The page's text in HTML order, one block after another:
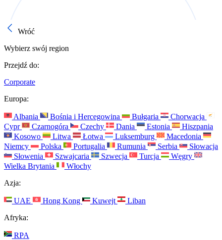
Wróć
Wybierz swój region
Przejdź do:
Corporate
Europa:
Albania Bośnia i Hercegowina Bułgaria
Chorwacja
Cypr
Czarnogóra Czechy Dania Estonia
Hiszpania
Kosowo
Litwa Łotwa Luksemburg
Macedonia
Niemcy
Polska Portugalia Rumunia Serbia
Słowacja
Słowenia
Szwajcaria Szwecja Turcja
Węgry
Wielka Brytania
Włochy
Azja:
UAE Hong Kong Kuwejt
Liban
Afryka:
RPA